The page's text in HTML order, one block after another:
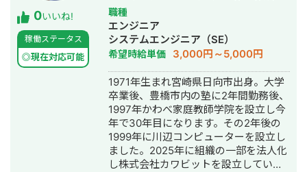
ます。 要件が固まっていない段階でも
問題ありません。 メール・DMにてお
気軽にご相談ください。
た」と思ってもらえる成果を出しま
す。
0いいね!
稼働ステータス
◎現在対応可能
ECサイト構築・ネットショップ作成代
行・SEO対策・事務代行・ホームペー
ジ制作・作成・バナー制作・デザイ
ン・ロゴデザイン・作成・リスティン
グ広告運用代行・動画制作・動画編
集・AI活用
職種
エンジニア
システムエンジニア（SE）
希望時給単価 3,000円～5,000円
1971年生まれ宮崎県日向市出身。大学
卒業後、豊橋市内の塾に2年間勤務後、
1997年かわべ家庭教師学院を設立し今
年で30年目になります。その2年後の
1999年に川辺コンピューターを設立し
ました。2025年に組織の一部を法人化
し株式会社カワビットを設立していま